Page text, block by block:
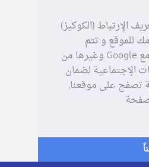
الإرتباط (الكوكيز)
للموقع و تتم
مشاركة بعض المعلومات مع Google وغيرها من
الإجتماعية لضمان
على موقعنا,
صفحة